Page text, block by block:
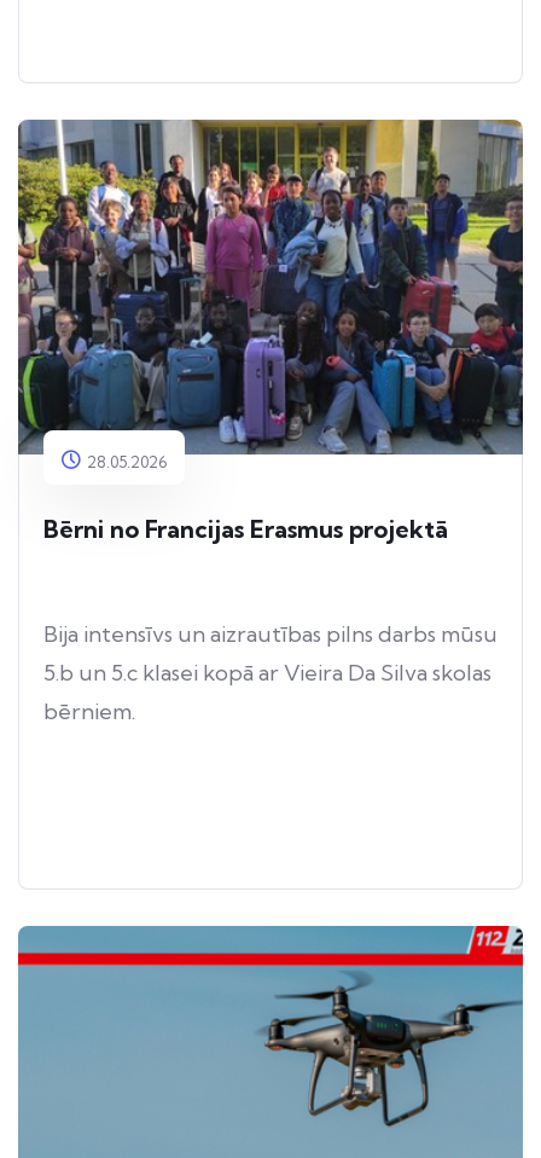
28.05.2026
Bērni no Francijas Erasmus projektā
Bija intensīvs un aizrautības pilns darbs mūsu
5.b un 5.c klasei kopā ar Vieira Da Silva skolas
bērniem.